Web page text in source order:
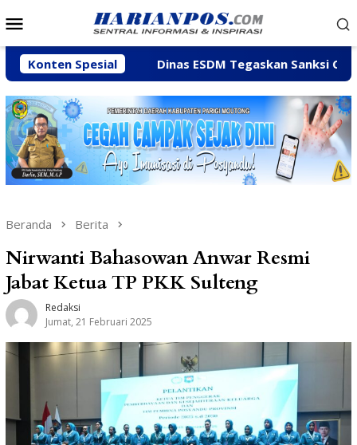
ke
Mobile
Konten SpesialDinas ESDM Tegaskan Sanksi CV BBN
Beranda Berita
Nirwanti Bahasowan Anwar Resmi
Jabat Ketua TP PKK Sulteng
Redaksi
Jumat, 21 Februari 2025